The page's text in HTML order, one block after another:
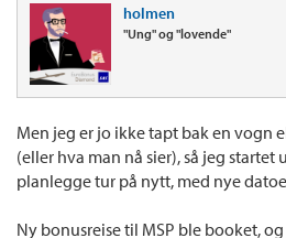
holmen
"Ung" og "lovende"
Men jeg er jo ikke tapt bak en vogn
(eller hva man nå sier), så jeg startet
planlegge tur på nytt, med nye
Ny bonusreise til MSP ble booket,